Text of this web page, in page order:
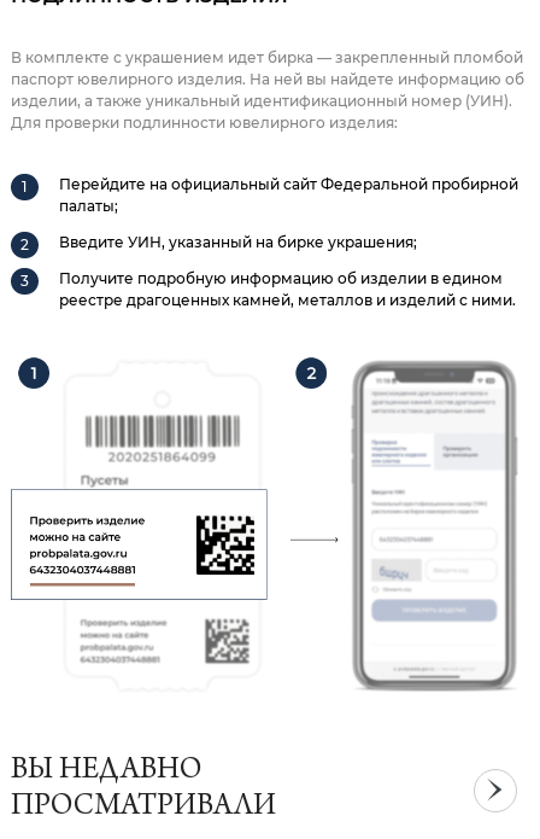
В комплекте с украшением идет бирка — закрепленный пломбой
паспорт ювелирного изделия. На ней вы найдете информацию об
изделии, а также уникальный идентификационный номер (УИН).
Для проверки подлинности ювелирного изделия:
Перейдите на официальный сайт Федеральной пробирной
палаты;
Введите УИН, указанный на бирке украшения;
Получите подробную информацию об изделии в едином
реестре драгоценных камней, металлов и изделий с ними.
ВЫ НЕДАВНО
ПРОСМАТРИВАЛИ